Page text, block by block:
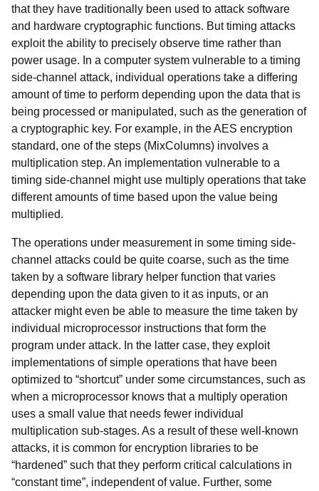
that they have traditionally been used to attack software
and hardware cryptographic functions. But timing attacks
exploit the ability to precisely observe time rather than
power usage. In a computer system vulnerable to a timing
side-channel attack, individual operations take a differing
amount of time to perform depending upon the data that is
being processed or manipulated, such as the generation of
a cryptographic key. For example, in the AES encryption
standard, one of the steps (MixColumns) involves a
multiplication step. An implementation vulnerable to a
timing side-channel might use multiply operations that take
different amounts of time based upon the value being
multiplied.
The operations under measurement in some timing side-
channel attacks could be quite coarse, such as the time
taken by a software library helper function that varies
depending upon the data given to it as inputs, or an
attacker might even be able to measure the time taken by
individual microprocessor instructions that form the
program under attack. In the latter case, they exploit
implementations of simple operations that have been
optimized to “shortcut” under some circumstances, such as
when a microprocessor knows that a multiply operation
uses a small value that needs fewer individual
multiplication sub-stages. As a result of these well-known
attacks, it is common for encryption libraries to be
“hardened” such that they perform critical calculations in
“constant time”, independent of value. Further, some